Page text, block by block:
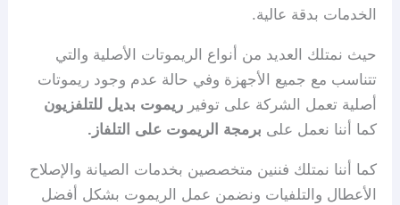
الخدمات بدقة عالية.
حيث نمتلك العديد من أنواع الريموتات الأصلية والتي
تتناسب مع جميع الأجهزة وفي حالة عدم وجود ريموتات
أصلية تعمل الشركة على توفيرريموت بديل للتلفزيون
كما أننا نعمل على برمجة الريموت على التلفاز.
كما أننا نمتلك فننين متخصصين بخدمات الصيانة والإصلاح
الأعطال والتلفيات ونضمن عمل الريموت بشكل أفضل